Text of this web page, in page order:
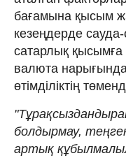
бағамына қысым
кезеңдерде
сатарлық
валюта
өтімділіктің
болдырмау,
артық